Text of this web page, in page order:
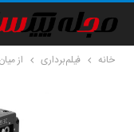
خانه فیلم‌برداری از